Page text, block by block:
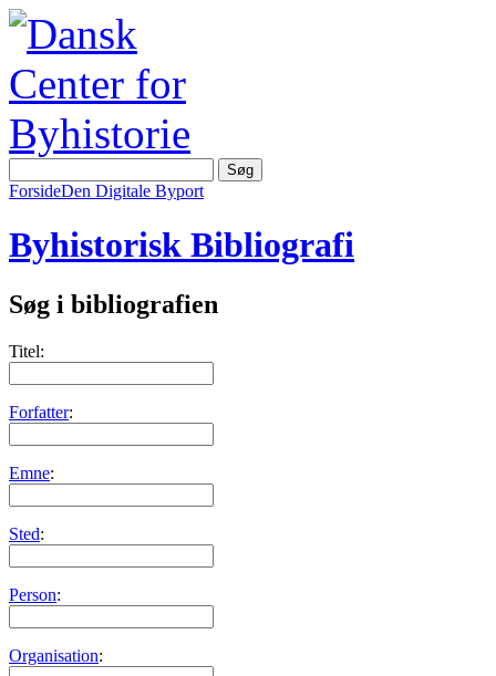
ForsideDen Digitale Byport
Byhistorisk Bibliografi
Søg i bibliografien
Titel:
Forfatter:
Emne:
Sted:
Person:
Organisation: